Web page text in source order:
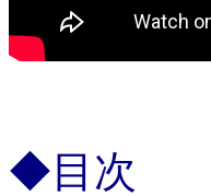
◆目次